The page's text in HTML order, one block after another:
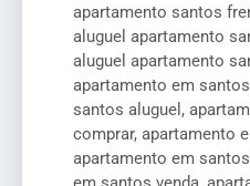
apartamento santos
aluguel apartamento
aluguel apartamento
apartamento em
santos aluguel,
comprar, apartamento
apartamento em